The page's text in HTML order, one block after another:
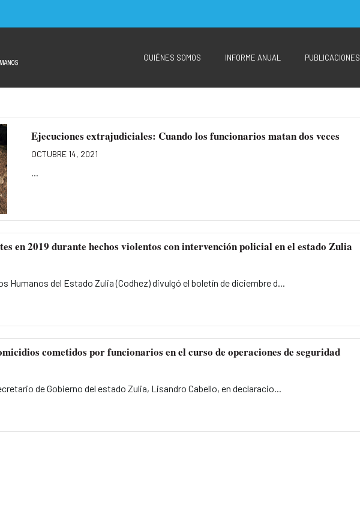
QUIÉNES SOMOS INFORME ANUAL PUBLICACIONES
Ejecuciones extrajudiciales: Cuando los funcionarios matan dos veces
OCTUBRE 14, 2021
en 2019 durante hechos violentos con intervención policial en el estado Zulia
Humanos del Estado Zulia (Codhez) divulgó el boletín de diciembre d...
cometidos por funcionarios en el curso de operaciones de seguridad
de Gobierno del estado Zulia, Lisandro Cabello, en declaracio...